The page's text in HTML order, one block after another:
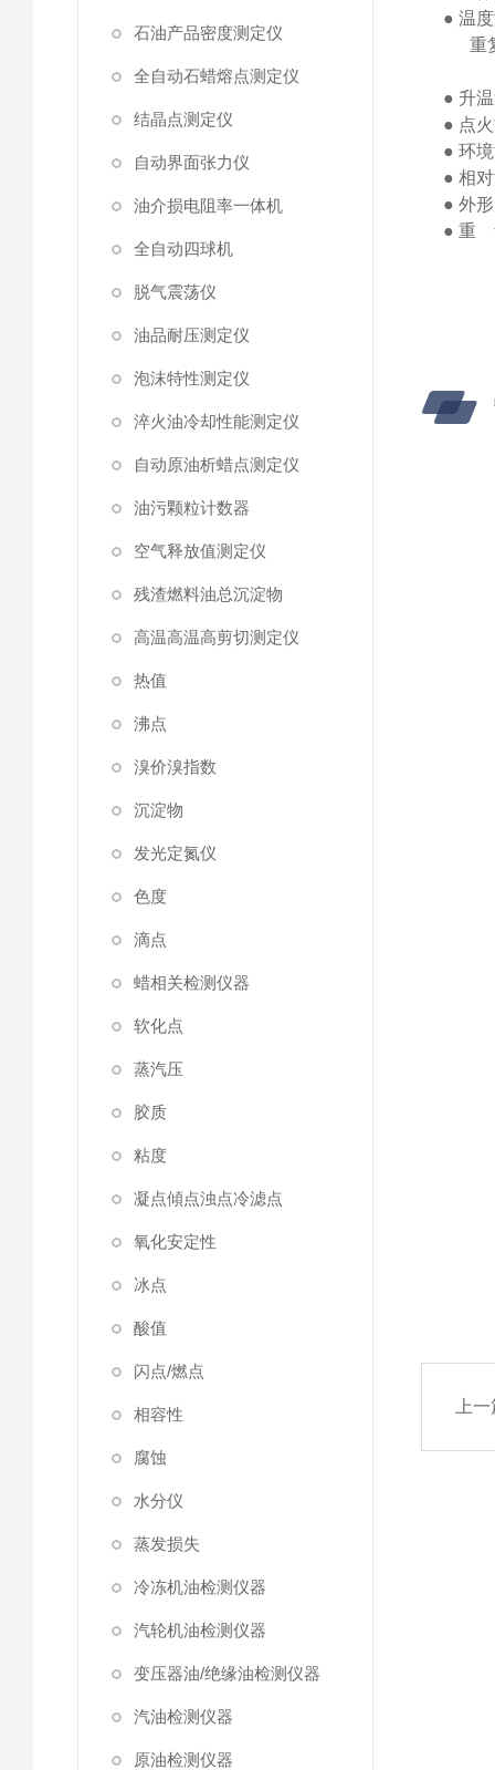
石油产品密度测定仪
全自动石蜡熔点测定仪
结晶点测定仪
自动界面张力仪
油介损电阻率一体机
全自动四球机
脱气震荡仪
油品耐压测定仪
泡沫特性测定仪
淬火油冷却性能测定仪
自动原油析蜡点测定仪
油污颗粒计数器
空气释放值测定仪
残渣燃料油总沉淀物
高温高温高剪切测定仪
热值
沸点
溴价溴指数
沉淀物
发光定氮仪
色度
滴点
蜡相关检测仪器
软化点
蒸汽压
胶质
粘度
凝点傾点浊点冷滤点
氧化安定性
冰点
酸值
闪点/燃点
相容性
腐蚀
水分仪
蒸发损失
冷冻机油检测仪器
汽轮机油检测仪器
变压器油/绝缘油检测仪器
汽油检测仪器
原油检测仪器
● 温
重
● 升
● 点
● 环
● 相
● 外
● 重
上